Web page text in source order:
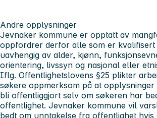
Andre opplysninger
Jevnaker kommune er opptatt av
oppfordrer derfor alle som er kvalifisert
uavhengig av alder, kjønn,
orientering, livssyn og nasjonal eller
Iflg. Offentlighetslovens §25 plikter
søkere oppmerksom på at
bli offentliggjort selv om søkeren har
offentlighet. Jevnaker kommune vil
bedt om unntakelse fra offentlighet hvis